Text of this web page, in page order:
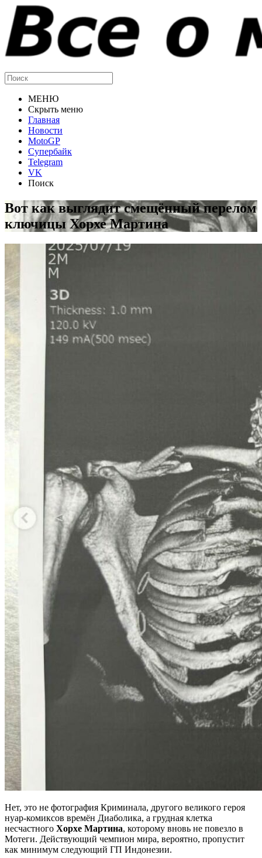
МЕНЮ
Скрыть меню
Главная
Новости
MotoGP
Супербайк
Telegram
VK
Поиск
Вот как выглядит смещённый перелом
ключицы Хорхе Мартина
Нет, это не фотография Криминала, другого великого героя
нуар-комиксов времён Диаболика, а грудная клетка
несчастного Хорхе Мартина, которому вновь не повезло в
Мотеги. Действующий чемпион мира, вероятно, пропустит
как минимум следующий ГП Индонезии.